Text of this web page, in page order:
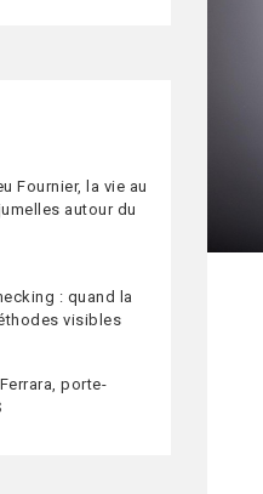
Fournier, la vie au
autour du
: quand la
visibles
porte-